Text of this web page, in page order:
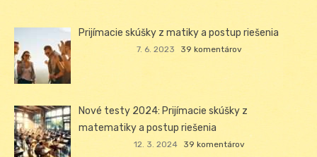
Prijímacie skúšky z matiky a postup riešenia
7. 6. 2023 39 komentárov
Nové testy 2024: Prijímacie skúšky z
matematiky a postup riešenia
12. 3. 2024 39 komentárov